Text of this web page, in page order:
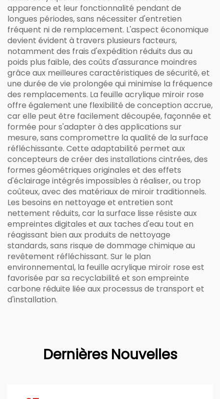
apparence et leur fonctionnalité pendant de
longues périodes, sans nécessiter d'entretien
fréquent ni de remplacement. L'aspect économique
devient évident à travers plusieurs facteurs,
notamment des frais d'expédition réduits dus au
poids plus faible, des coûts d'assurance moindres
grâce aux meilleures caractéristiques de sécurité, et
une durée de vie prolongée qui minimise la fréquence
des remplacements. La feuille acrylique miroir rose
offre également une flexibilité de conception accrue,
car elle peut être facilement découpée, façonnée et
formée pour s'adapter à des applications sur
mesure, sans compromettre la qualité de la surface
réfléchissante. Cette adaptabilité permet aux
concepteurs de créer des installations cintrées, des
formes géométriques originales et des effets
d'éclairage intégrés impossibles à réaliser, ou trop
coûteux, avec des matériaux de miroir traditionnels.
Les besoins en nettoyage et entretien sont
nettement réduits, car la surface lisse résiste aux
empreintes digitales et aux taches d'eau tout en
réagissant bien aux produits de nettoyage
standards, sans risque de dommage chimique au
revêtement réfléchissant. Sur le plan
environnemental, la feuille acrylique miroir rose est
favorisée par sa recyclabilité et son empreinte
carbone réduite liée aux processus de transport et
d'installation.
Dernières Nouvelles